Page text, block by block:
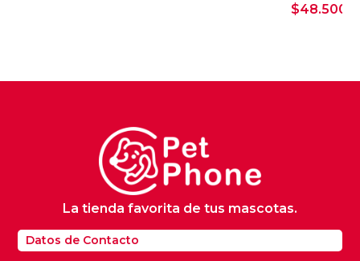
$48.500
Datos de Contacto
La tienda favorita de tus mascotas.